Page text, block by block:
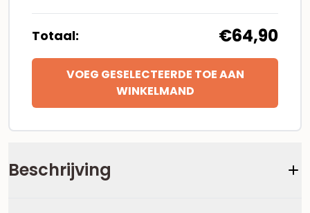
Beschrijving
Totaal: €64,90
VOEG GESELECTEERDE TOE AAN
WINKELMAND